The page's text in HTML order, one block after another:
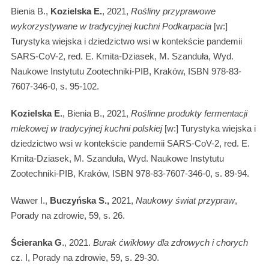
Bienia B., Kozielska E., 2021, Rośliny przyprawowe
wykorzystywane w tradycyjnej kuchni Podkarpacia[w:]
Turystyka wiejska i dziedzictwo wsi w kontekście pandemii
SARS-CoV-2, red. E. Kmita-Dziasek, M. Szanduła, Wyd.
Naukowe Instytutu Zootechniki-PIB, Kraków, ISBN 978-83-
7607-346-0, s. 95-102.
Kozielska E., Bienia B., 2021, Roślinne produkty fermentacji
mlekowej w tradycyjnej kuchni polskiej [w:] Turystyka wiejska i
dziedzictwo wsi w kontekście pandemii SARS-CoV-2, red. E.
Kmita-Dziasek, M. Szanduła, Wyd. Naukowe Instytutu
Zootechniki-PIB, Kraków, ISBN 978-83-7607-346-0, s. 89-94.
Wawer I., Buczyńska S.,2021, Naukowy świat przypraw,
Porady na zdrowie, 59, s. 26.
Ścieranka G., 2021. Burak ćwikłowy dla zdrowych i chorych
cz. I, Porady na zdrowie, 59, s. 29-30.